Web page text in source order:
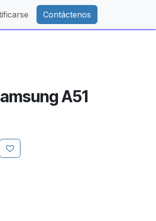
Contáctenos
A51